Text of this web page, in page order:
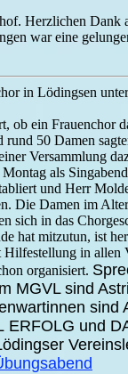
Herzlichen Dank
war eine
in Lödingsen
ob ein Frauenchor
50 Damen
Versammlung
als
und Herr
Die Damen im
sich in das
hat mitzutun, ist
in allen
organisiert.
MGVL sind
sind
ERFOLG und